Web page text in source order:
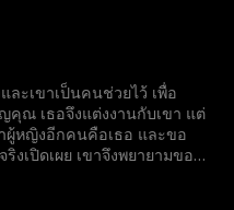
ละเขาเป็นคนช่วยไว้ เพื่อ
คุณ เธอจึงแต่งงานกับเขา แต่
ผู้หญิงอีกคนคือเธอ และขอ
งเปิดเผย เขาจึงพยายามขอ